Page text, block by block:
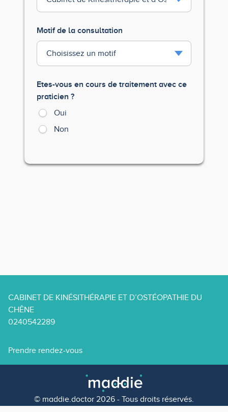
Motif de la consultation
Etes-vous en cours de traitement avec ce
praticien ?
Oui
Non
© maddie.doctor 2026 - Tous droits réservés.
CABINET DE KINÉSITHÉRAPIE ET D’OSTÉOPATHIE DU
CHÊNE
0240542289
Prendre rendez-vous